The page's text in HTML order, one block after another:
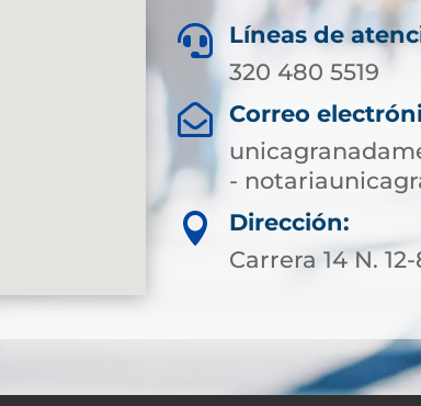

Líneas de
320 480 5519

Correo
-

Dirección:
Carrera 14 N.